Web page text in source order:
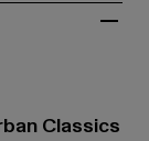
Classics